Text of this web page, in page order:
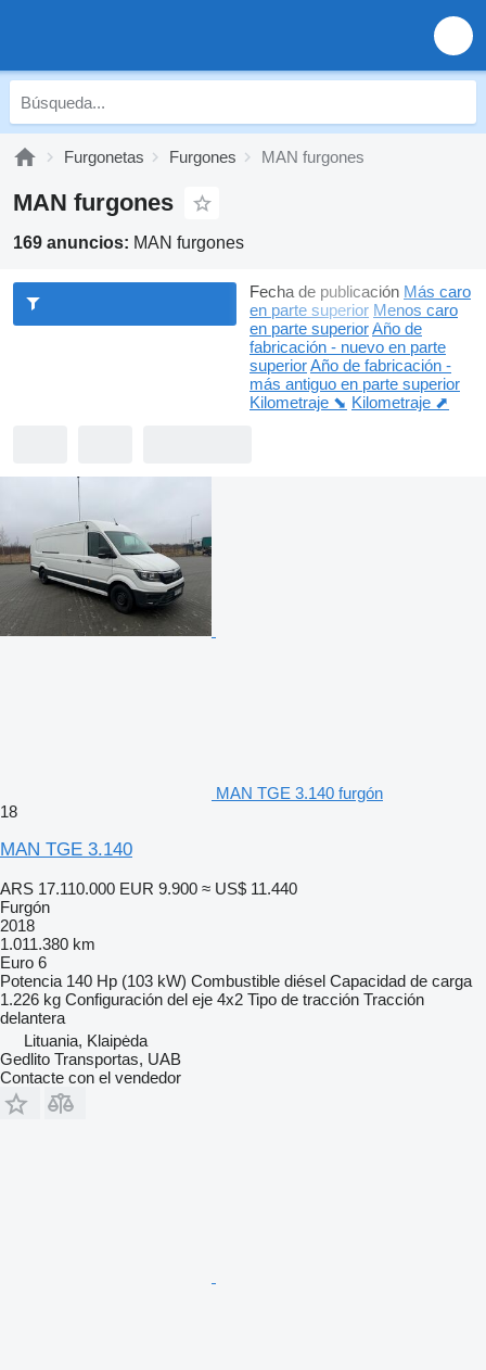
Furgonetas Furgones MAN furgones
MAN furgones
169 anuncios: MAN furgones
Fecha de publicación Más caro
en parte superior Menos caro
en parte superiorAño de
fabricación - nuevo en parte
superiorAño de fabricación -
más antiguo en parte superior
Kilometraje ⬊ Kilometraje ⬈
MAN TGE 3.140 furgón
18
MAN TGE 3.140
ARS 17.110.000 EUR 9.900 ≈ US$ 11.440
Furgón
2018
1.011.380 km
Euro 6
Potencia 140 Hp (103 kW) Combustible diésel Capacidad de carga
1.226 kg Configuración del eje 4x2 Tipo de tracción Tracción
delantera
Lituania, Klaipėda
Gedlito Transportas, UAB
Contacte con el vendedor